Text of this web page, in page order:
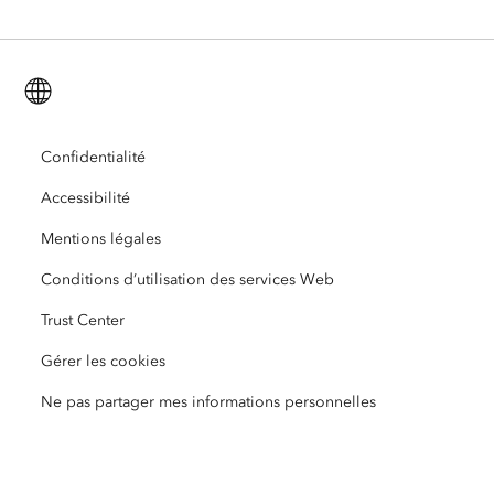
Esri Store
Recherche et tests utilisateur
Réseau des jeunes professionnels Esri
Événements
Formation
ArcUser
ArcNews
Esri Press
Dictionnaire SIG
Carrières
Ouverture
Code de conduite professionnelle
Plan du site
ArcGIS for Student Use
Protection de l’environnement
Enseignement
Égalité raciale
Confidentialité
Accessibilité
Mentions légales
Conditions d’utilisation des services Web
Trust Center
Gérer les cookies
Ne pas partager mes informations personnelles